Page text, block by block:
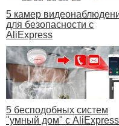
5 камер
для безопасности с
AliExpress
5 бесподобных систем
"умный дом" с AliExpress